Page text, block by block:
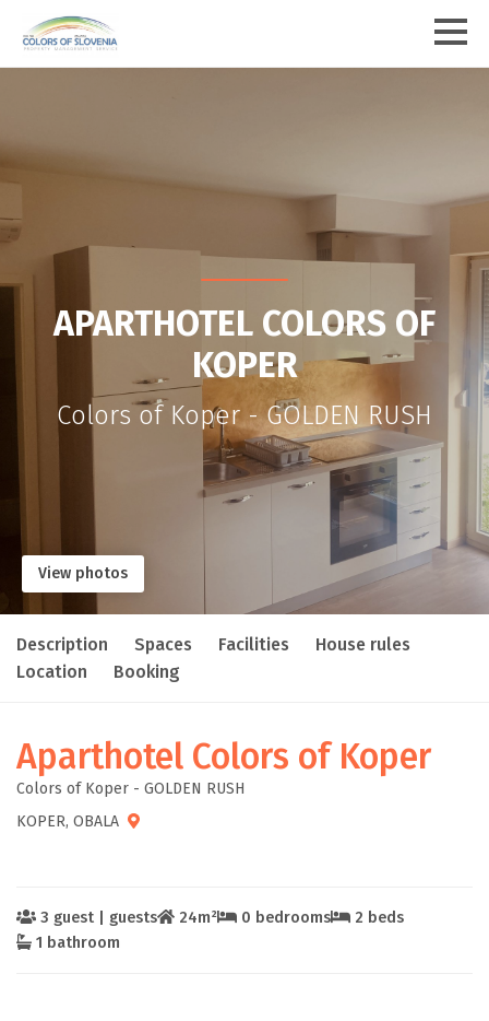
APARTHOTEL COLORS OF
KOPER
Colors of Koper - GOLDEN RUSH
View photos
Description Spaces Facilities
House rules
Location
Booking
Aparthotel Colors of Koper
Colors of Koper - GOLDEN RUSH
KOPER, OBALA
3 guest | guests 24m² 0 bedrooms
2 beds
1 bathroom